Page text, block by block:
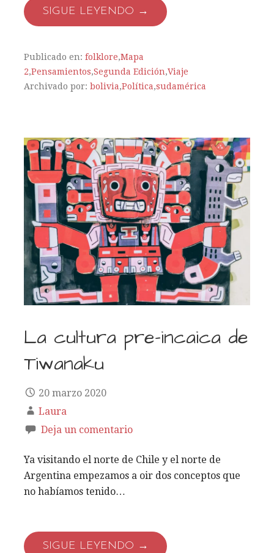
SIGUE LEYENDO →
Publicado en: folklore,Mapa
2,Pensamientos,Segunda Edición,Viaje
Archivado por: bolivia,Política,sudamérica
La cultura pre-incaica de
Tiwanaku
20 marzo 2020
Laura
Deja un comentario
Ya visitando el norte de Chile y el norte de
Argentina empezamos a oir dos conceptos que
no habíamos tenido…
SIGUE LEYENDO →